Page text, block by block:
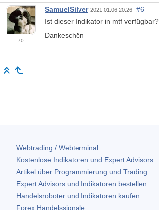
70
SamuelSilver 2021.01.06 20:26
#6
Ist dieser Indikator in mtf verfügbar?
Dankeschön
Webtrading / Webterminal
Kostenlose Indikatoren und Expert Advisors
Artikel über Programmierung und Trading
Expert Advisors und Indikatoren bestellen
Handelsroboter und Indikatoren kaufen
Forex Handelssignale